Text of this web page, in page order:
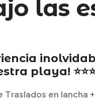
las
playa!
Traslados en lancha